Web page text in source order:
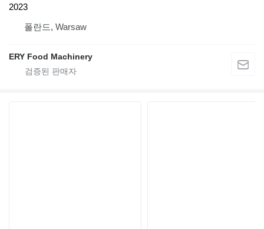
2023
폴란드, Warsaw
ERY Food Machinery